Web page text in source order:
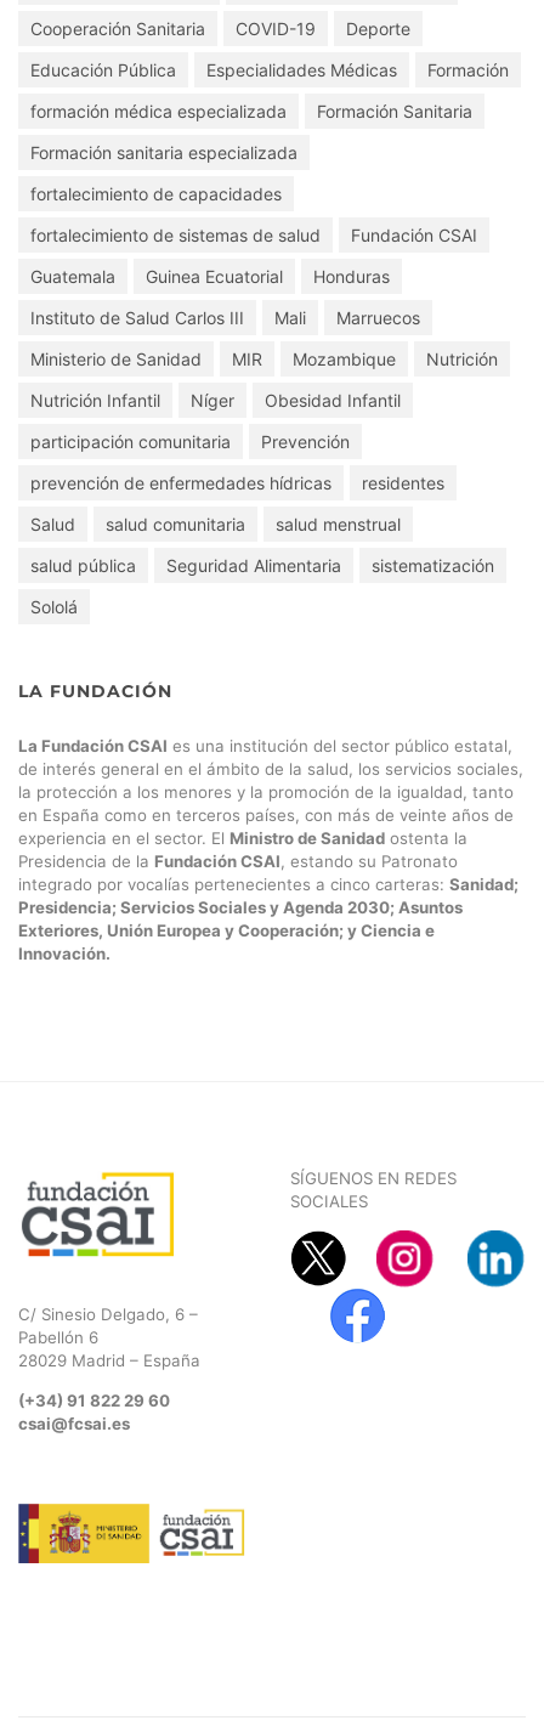
Cooperación Sanitaria
COVID-19
Deporte
Educación Pública
Especialidades Médicas
Formación
formación médica especializada
Formación Sanitaria
Formación sanitaria especializada
fortalecimiento de capacidades
fortalecimiento de sistemas de salud
Fundación CSAI
Guatemala
Guinea Ecuatorial
Honduras
Instituto de Salud Carlos III
Mali
Marruecos
Ministerio de Sanidad
MIR Mozambique
Nutrición
Nutrición Infantil
Níger
Obesidad Infantil
participación comunitaria
Prevención
prevención de enfermedades hídricas
residentes
Salud
salud comunitaria
salud menstrual
salud pública
Seguridad Alimentaria
sistematización
Sololá
LA FUNDACIÓN
La Fundación CSAI es una institución del sector público estatal,
de interés general en el ámbito de la salud, los servicios sociales,
la protección a los menores y la promoción de la igualdad, tanto
en España como en terceros países, con más de veinte años de
experiencia en el sector. El Ministro de Sanidad ostenta la
Presidencia de la Fundación CSAI, estando su Patronato
integrado por vocalías pertenecientes a cinco carteras: Sanidad;
Presidencia; Servicios Sociales y Agenda 2030; Asuntos
Exteriores, Unión Europea y Cooperación; y Ciencia e
Innovación.
C/ Sinesio Delgado, 6 –
Pabellón 6
28029 Madrid – España
(+34) 91 822 29 60
csai@fcsai.es
SÍGUENOS EN REDES
SOCIALES